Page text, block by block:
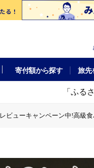
寄付額から探す 旅先
「ふる
レビューキャンペーン中!高級